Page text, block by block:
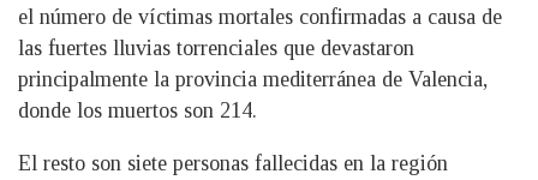
el número de víctimas mortales confirmadas a causa de
las fuertes lluvias torrenciales que devastaron
principalmente la provincia mediterránea de Valencia,
donde los muertos son 214.
El resto son siete personas fallecidas en la región